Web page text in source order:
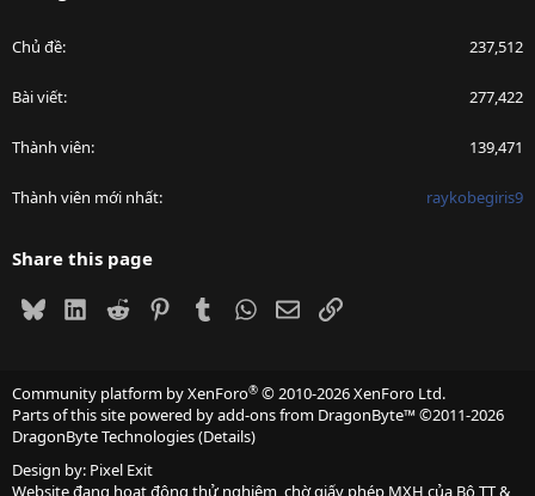
Chủ đề 237,512
Bài viết 277,422
Thành viên 139,471
Thành viên mới nhất raykobegiris9
Share this page
BlueskyLinkedIn
Reddit PinterestTumblrWhatsApp
EmailLink
Community platform by XenForo® © 2010-2026 XenForo Ltd.
Parts of this site powered byadd-ons from DragonByte™©2011-2026
DragonByte Technologies(Details)
Design by: Pixel Exit